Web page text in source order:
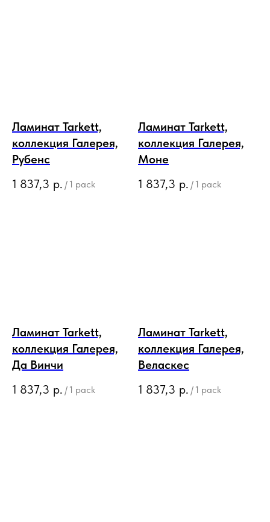
Ламинат Tarkett,
коллекция Галерея,
Рубенс
1 837,3 р. / 1 pack
Ламинат Tarkett,
коллекция Галерея,
Моне
1 837,3 р. / 1 pack
Ламинат Tarkett,
коллекция Галерея,
Да Винчи
1 837,3 р. / 1 pack
Ламинат Tarkett,
коллекция Галерея,
Веласкес
1 837,3 р. / 1 pack